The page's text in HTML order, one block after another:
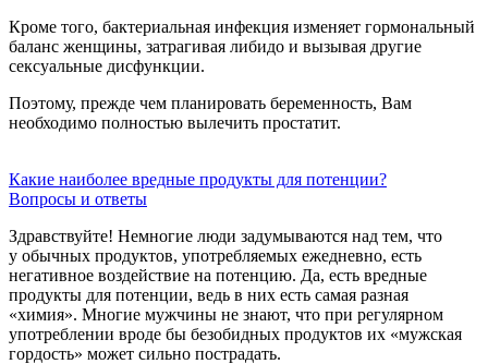
Кроме того, бактериальная инфекция изменяет гормональный
баланс женщины, затрагивая либидо и вызывая другие
сексуальные дисфункции.
Поэтому, прежде чем планировать беременность, Вам
необходимо полностью вылечить простатит.
Какие наиболее вредные продукты для потенции?
Вопросы и ответы
Здравствуйте! Немногие люди задумываются над тем, что
у обычных продуктов, употребляемых ежедневно, есть
негативное воздействие на потенцию. Да, есть вредные
продукты для потенции, ведь в них есть самая разная
«химия». Многие мужчины не знают, что при регулярном
употреблении вроде бы безобидных продуктов их «мужская
гордость» может сильно пострадать.